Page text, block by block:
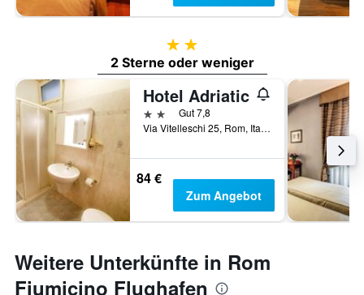
2 Sterne
2 Sterne oder weniger
Hotel Adriatic
2 SterneGut 7,8
Via Vitelleschi 25, Rom, Italien
84 €
Zum Angebot
Weitere Unterkünfte in Rom
Fiumicino Flughafen